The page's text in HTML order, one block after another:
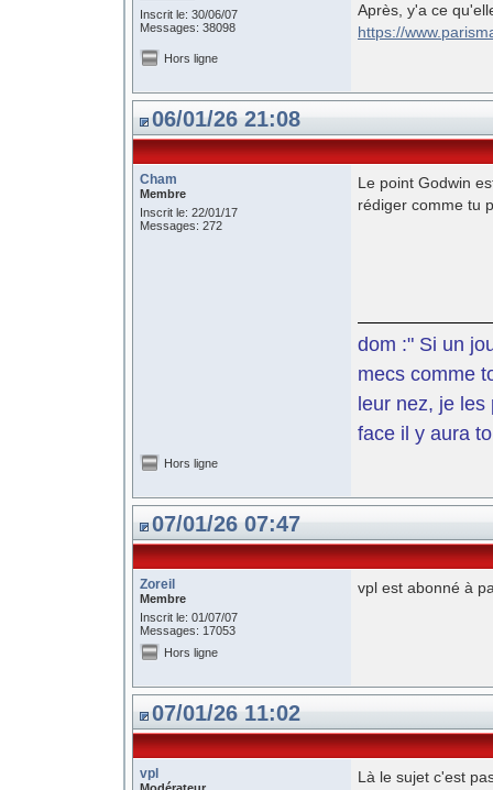
Inscrit le: 30/06/07
Messages: 38098
Après, y'a ce
https://
Hors ligne
06/01/26 21:08
Cham
Membre
Inscrit le: 22/01/17
Messages: 272
Le point Godwin
rédiger comme tu
dom :" Si un
mecs comme
leur nez, je les
face il y aura
Hors ligne
07/01/26 07:47
Zoreil
Membre
Inscrit le: 01/07/07
Messages: 17053
vpl est abonné à
Hors ligne
07/01/26 11:02
vpl Là le sujet c'est